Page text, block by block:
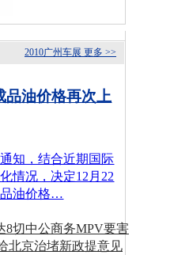
更多 >>
2010广州车展
品油价格再次上
知，结合近期国际
情况，决定12月22
品油价格…
8切中公商务MPV要害
北京治堵新政提意见